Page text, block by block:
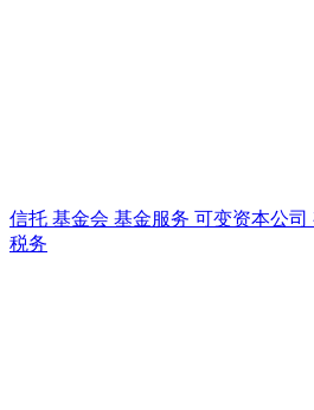
信托 基金会 基金服务 可变资本公司
税务